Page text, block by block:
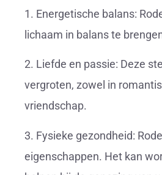
1. Energetische balans:
lichaam in balans te
2. Liefde en passie: Deze
vergroten, zowel in
vriendschap.
3. Fysieke gezondheid:
eigenschappen. Het kan